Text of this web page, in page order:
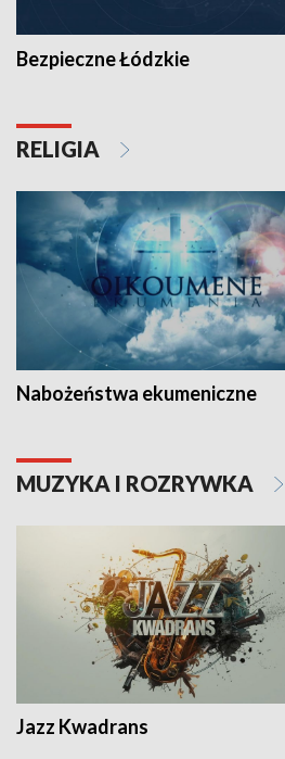
Bezpieczne Łódzkie
RELIGIA
Nabożeństwa ekumeniczne
MUZYKA I ROZRYWKA
Jazz Kwadrans